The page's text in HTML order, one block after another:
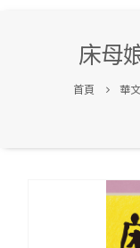
床母
首頁 華